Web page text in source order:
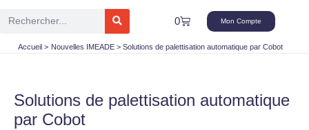
Rechercher 0
Panier Mon Compte
Accueil Nouvelles IMEADE Solutions de palettisation automatique par Cobot
Solutions de palettisation automatique
par Cobot